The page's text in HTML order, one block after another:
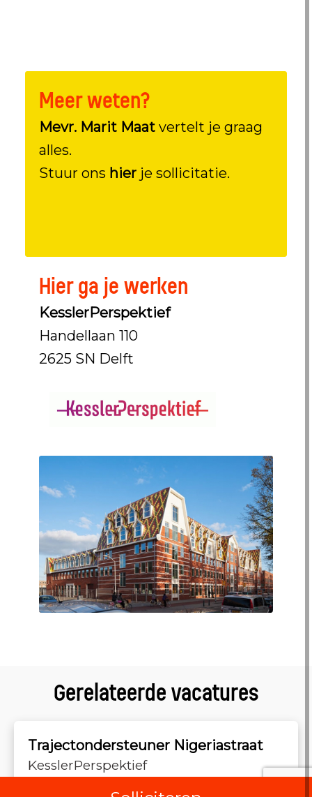
Meer weten?
Mevr. Marit Maatvertelt je graag
alles.
Stuur ons hier je sollicitatie.
Hier ga je werken
KesslerPerspektief
Handellaan 110
2625 SN Delft
Gerelateerde vacatures
Trajectondersteuner Nigeriastraat
KesslerPerspektief